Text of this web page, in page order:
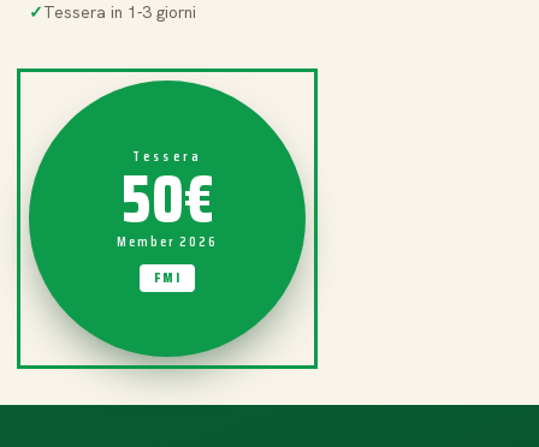
Tessera in 1-3 giorni
Tessera
50€
Member 2026
FMI